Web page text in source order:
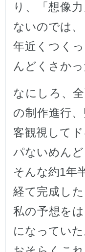
り、「想像
ないのでは
年近くつく
んどくさかっ
なにしろ、
の制作進行
客観視して
パないめんど
そんな約1年
経て完成し
私の予想を
になっていた